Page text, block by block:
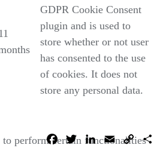
Facebook
TwitterLinkedIn
EmailCopy
Link
GDPR Cookie Consent
plugin and is used to
store whether or not user
has consented to the use
of cookies. It does not
store any personal data.
perform certain functionalities